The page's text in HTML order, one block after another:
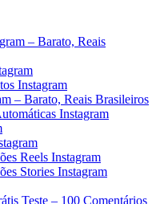
– Barato, Reais
Instagram
– Barato, Reais Brasileiros
Instagram
Reels Instagram
Stories Instagram
Teste – 100 Comentários